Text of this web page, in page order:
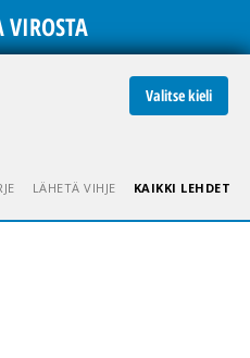
VIROSTA
Valitse kieli
LÄHETÄ VIHJE KAIKKI LEHDET